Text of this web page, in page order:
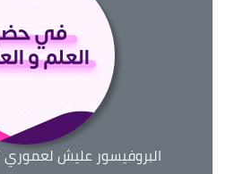
البروفيسور عليش لعموري